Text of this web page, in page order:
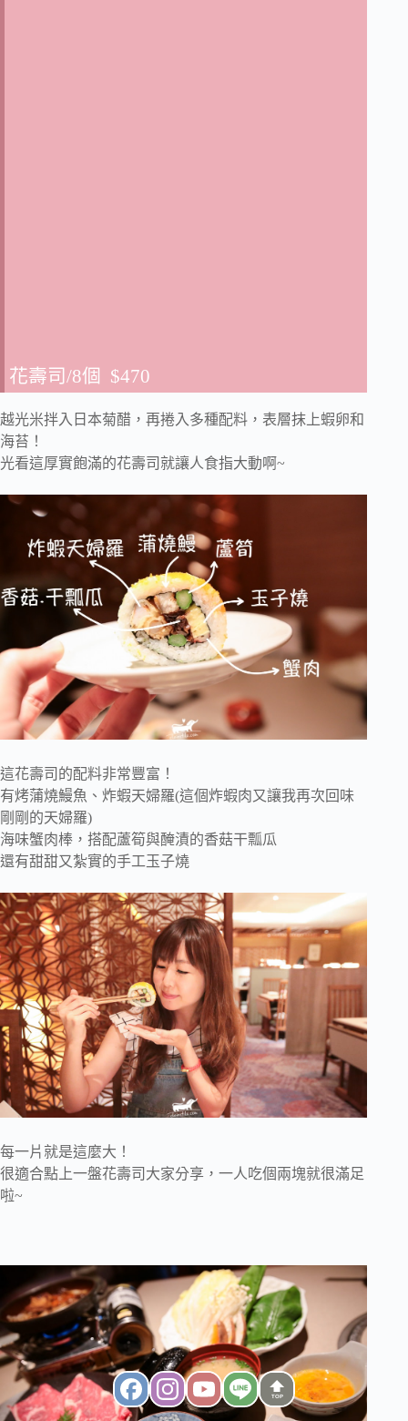
花壽司/8個 $470
越光米拌入日本菊醋，再捲入多種配料，表層抹上蝦卵和
海苔！
光看這厚實飽滿的花壽司就讓人食指大動啊~
這花壽司的配料非常豐富！
有烤蒲燒鰻魚、炸蝦天婦羅(這個炸蝦肉又讓我再次回味
剛剛的天婦羅)
海味蟹肉棒，搭配蘆筍與醃漬的香菇干瓢瓜
還有甜甜又紮實的手工玉子燒
每一片就是這麼大！
很適合點上一盤花壽司大家分享，一人吃個兩塊就很滿足
啦~
TOP